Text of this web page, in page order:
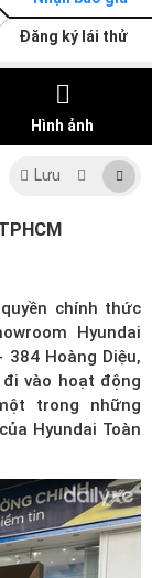
Đăng ký lái thử
Hình ảnh
Lưu
chính thức
Hyundai
Hoàng Diệu,
đi vào hoạt động
trong những
Hyundai Toàn